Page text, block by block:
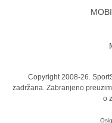
Copyright 2008-26.
zadržana. Zabranjeno
o